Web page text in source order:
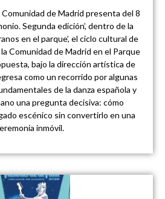
Comunidad de Madrid presenta del 8
Segunda edición’, dentro de la
en el parque’, el ciclo cultural de
Comunidad de Madrid en el Parque
bajo la dirección artística de
como un recorrido por algunas
de la danza española y
una pregunta decisiva: cómo
escénico sin convertirlo en una
inmóvil.